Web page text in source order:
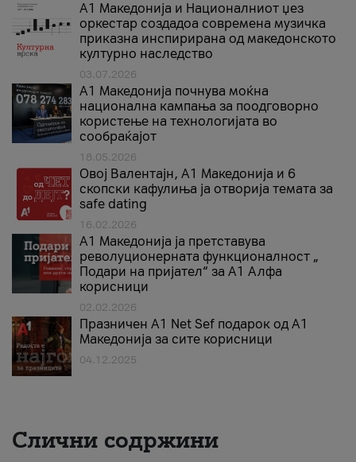
А1 Македонија и Националниот џез
оркестар создадоа современа музичка
приказна инспирирана од македонското
културно наследство
03.07.2026
A1 Македонија почнува моќна
национална кампања за поодговорно
користење на технологијата во
сообраќајот
18.05.2026
Овој Валентајн, A1 Македонија и 6
скопски кафулиња ја отворија темата за
safe dating
16.02.2026
А1 Македонија ја претставува
револуционерната функционалност „
Подари на пријател“ за А1 Алфа
корисници
02.02.2026
Празничен A1 Net Sеf подарок од А1
Македонија за сите корисници
04.12.2025
Слични содржини